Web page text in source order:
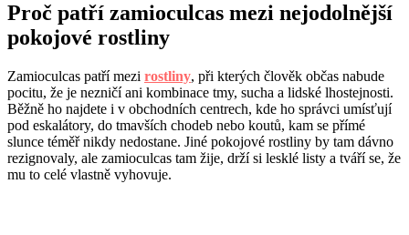
Proč patří zamioculcas mezi nejodolnější
pokojové rostliny
Zamioculcas patří mezi rostliny, při kterých člověk občas nabude
pocitu, že je nezničí ani kombinace tmy, sucha a lidské lhostejnosti.
Běžně ho najdete i v obchodních centrech, kde ho správci umísťují
pod eskalátory, do tmavších chodeb nebo koutů, kam se přímé
slunce téměř nikdy nedostane. Jiné pokojové rostliny by tam dávno
rezignovaly, ale zamioculcas tam žije, drží si lesklé listy a tváří se, že
mu to celé vlastně vyhovuje.